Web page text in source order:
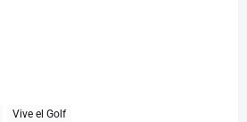
Vive el Golf